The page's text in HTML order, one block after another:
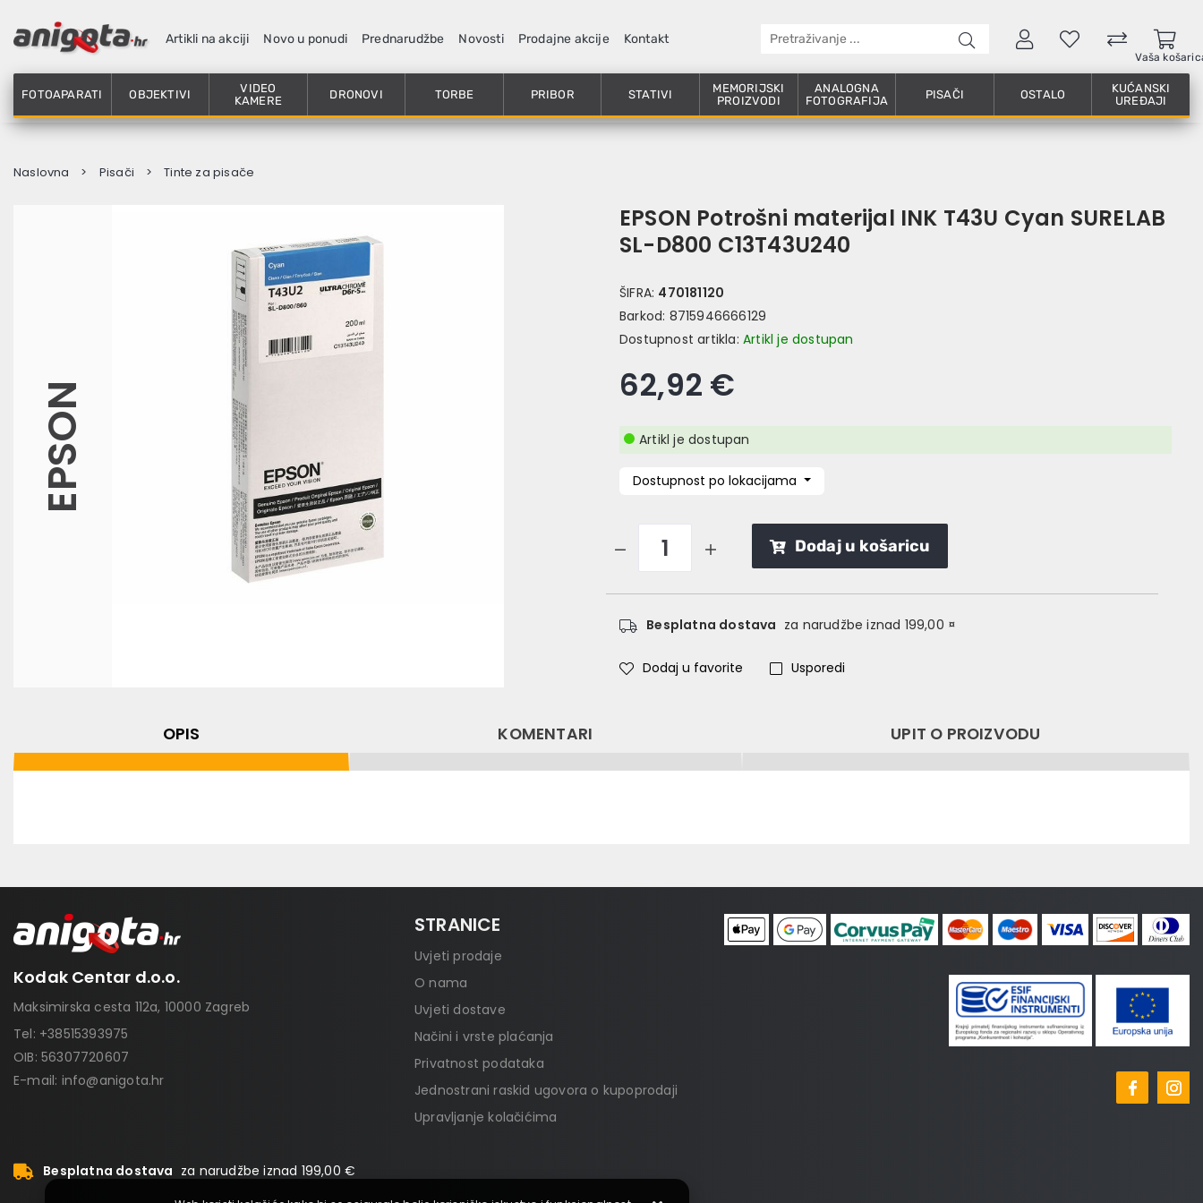
Artikli na akciji Novo u ponudi Prednarudžbe Novosti Prodajne akcije Kontakt
Vaša
FOTOAPARATI OBJEKTIVI
VIDEO
KAMERE
DRONOVI TORBE PRIBOR STATIVI
MEMORIJSKI
PROIZVODI
ANALOGNA
FOTOGRAFIJA
PISAČI OSTALO
KUĆANSKI
UREĐAJI
Naslovna Pisači Tinte za pisače
EPSON
EPSON Potrošni materijal INK T43U Cyan SURELAB
SL-D800 C13T43U240
ŠIFRA: 470181120
Barkod: 8715946666129
Dostupnost artikla: Artikl je dostupan
62,92 €
Artikl je dostupan
Dostupnost po lokacijama
Dodaj u košaricu
Besplatna dostava za narudžbe iznad 199,00 ¤
Dodaj u favorite Usporedi
OPIS KOMENTARI UPIT O PROIZVODU
Kodak Centar d.o.o.
Maksimirska cesta 112a, 10000 Zagreb
Tel: +38515393975
OIB: 56307720607
E-mail: info@anigota.hr
STRANICE
Uvjeti prodaje
O nama
Uvjeti dostave
Načini i vrste plaćanja
Privatnost podataka
Jednostrani raskid ugovora o kupoprodaji
Upravljanje kolačićima
Besplatna dostava za narudžbe iznad 199,00 €